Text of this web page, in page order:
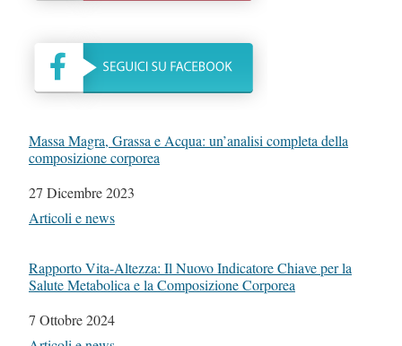
Massa Magra, Grassa e Acqua: un’analisi completa della
composizione corporea
Data
27 Dicembre 2023
In relazione a
Articoli e news
Rapporto Vita-Altezza: Il Nuovo Indicatore Chiave per la
Salute Metabolica e la Composizione Corporea
Data
7 Ottobre 2024